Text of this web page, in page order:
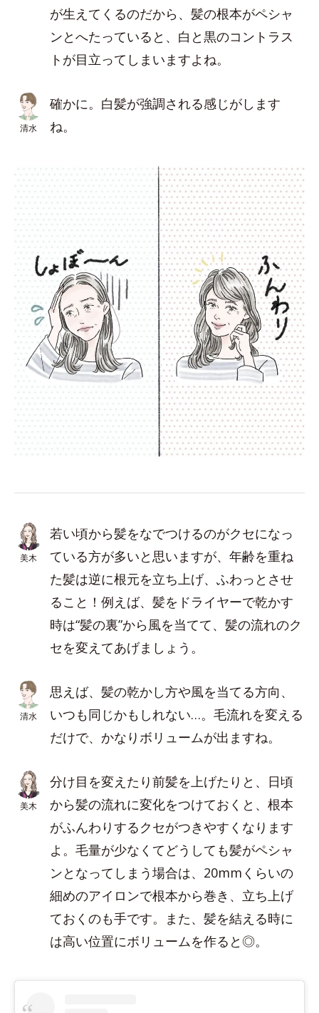
が生えてくるのだから、髪の根本がペシャ
ンとへたっていると、白と黒のコントラス
トが目立ってしまいますよね。
清水
確かに。白髪が強調される感じがします
ね。
美木
若い頃から髪をなでつけるのがクセになっ
ている方が多いと思いますが、年齢を重ね
た髪は逆に根元を立ち上げ、ふわっとさせ
ること！例えば、髪をドライヤーで乾かす
時は“髪の裏”から風を当てて、髪の流れのク
セを変えてあげましょう。
清水
思えば、髪の乾かし方や風を当てる方向、
いつも同じかもしれない…。毛流れを変える
だけで、かなりボリュームが出ますね。
美木
分け目を変えたり前髪を上げたりと、日頃
から髪の流れに変化をつけておくと、根本
がふんわりするクセがつきやすくなります
よ。毛量が少なくてどうしても髪がペシャ
ンとなってしまう場合は、20mmくらいの
細めのアイロンで根本から巻き、立ち上げ
ておくのも手です。また、髪を結える時に
は高い位置にボリュームを作ると◎。